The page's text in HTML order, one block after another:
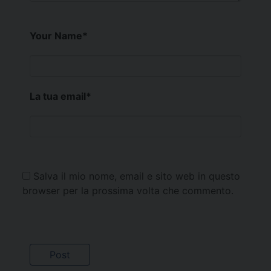
Your Name*
La tua email*
Salva il mio nome, email e sito web in questo
browser per la prossima volta che commento.